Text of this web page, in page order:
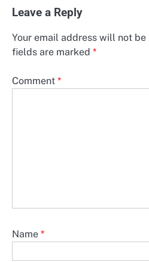
Leave a Reply
Your email address will not be
fields are marked *
Comment *
Name *